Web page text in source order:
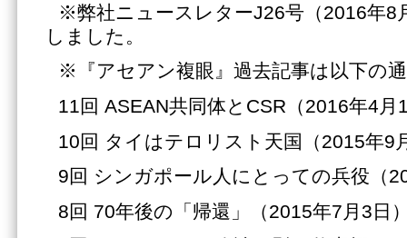
※弊社ニュースレターJ26号（2016年8
しました。
※『アセアン複眼』過去記事は以下の
11回 ASEAN共同体とCSR（2016年4月
10回 タイはテロリスト天国（2015年9
9回 シンガポール人にとっての兵役（
8回 70年後の「帰還」（2015年7月3日